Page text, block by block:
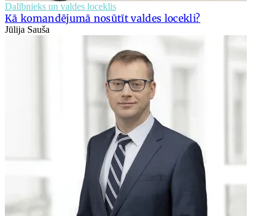
Dalībnieks un valdes loceklis
Kā komandējumā nosūtīt valdes locekli?
Jūlija Sauša